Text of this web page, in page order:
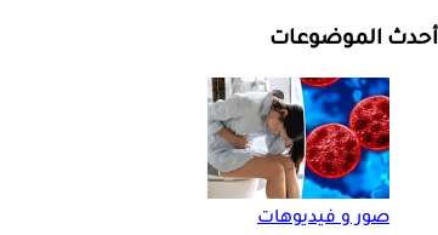
أحدث الموضوعات
صور و فيديوهات